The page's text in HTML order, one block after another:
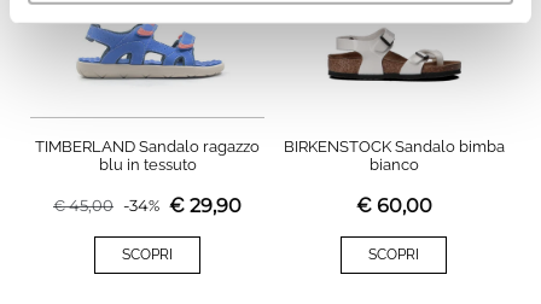
TIMBERLAND Sandalo ragazzo
blu in tessuto
€45,00 -34% € 29,90
SCOPRI
BIRKENSTOCK Sandalo bimba
bianco
€ 60,00
SCOPRI